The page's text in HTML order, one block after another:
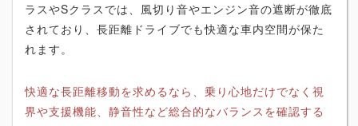
ラスやSクラスでは、風切り音やエンジン音の遮断が徹底
されており、長距離ドライブでも快適な車内空間が保た
れます。
快適な長距離移動を求めるなら、乗り心地だけでなく視
界や支援機能、静音性など総合的なバランスを確認する